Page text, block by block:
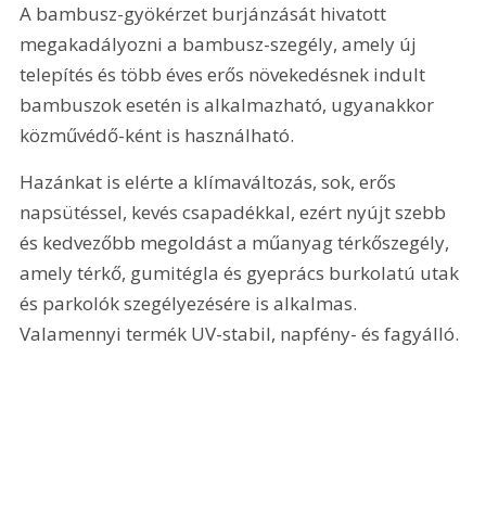
A bambusz-gyökérzet burjánzását hivatott
megakadályozni a bambusz-szegély, amely új
telepítés és több éves erős növekedésnek indult
bambuszok esetén is alkalmazható, ugyanakkor
közművédő-ként is használható.
Hazánkat is elérte a klímaváltozás, sok, erős
napsütéssel, kevés csapadékkal, ezért nyújt szebb
és kedvezőbb megoldást a műanyag térkőszegély,
amely térkő, gumitégla és gyeprács burkolatú utak
és parkolók szegélyezésére is alkalmas.
Valamennyi termék UV-stabil, napfény- és fagyálló.